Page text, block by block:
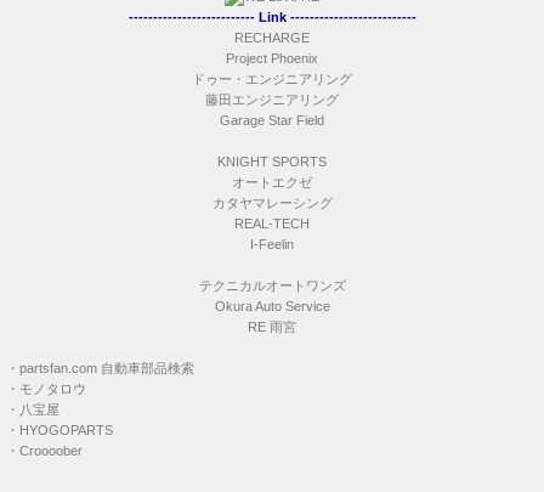
-------------------------- Link --------------------------
RECHARGE
Project Phoenix
ドゥー・エンジニアリング
藤田エンジニアリング
Garage Star Field
KNIGHT SPORTS
オートエクゼ
カタヤマレーシング
REAL-TECH
I-Feelin
テクニカルオートワンズ
Okura Auto Service
RE 雨宮
・ partsfan.com 自動車部品検索
・ モノタロウ
・ 八宝屋
・ HYOGOPARTS
・ Croooober